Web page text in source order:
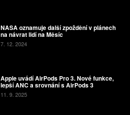
NASA oznamuje další zpoždění v plánech
na návrat lidí na Měsíc
7. 12. 2024
Apple uvádí AirPods Pro 3. Nové funkce,
lepší ANC a srovnání s AirPods 3
11. 9. 2025